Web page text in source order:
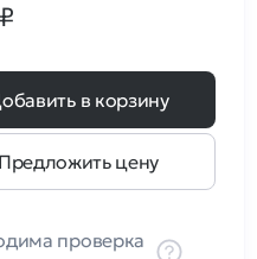
₽
в корзину
Предложить цену
проверка